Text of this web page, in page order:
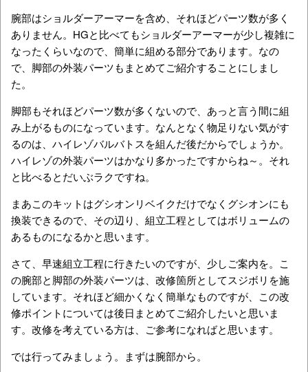
腕部はショルダーアーマーを含め、それほどパーツ数が多く
ありません。HGと比べてもショルダーアーマーが少し複雑に
なったくらいなので、簡単に組める部分であります。なの
で、脚部の外装パーツもまとめてご紹介することにしまし
た。
脚部もそれほどパーツ数が多くないので、あっと言う間に組
み上がるものになっています。なんとなく物足りない気がす
るのは、ハイレゾバルバトスを組んだ後だからでしょうか。
ハイレゾの外装パーツはかなり多かったですからね～。それ
と比べるとだいぶラクですね。
まあこのキットはグシオンリベイクだけでなくグシオンにも
換装できるので、その辺り、組立工程としてはボリュームの
あるものになるかと思います。
さて、早速組立工程に行きたいのですが、少しご案内を。こ
の腕部と脚部の外装パーツは、改修箇所としてスジボリを施
しています。それほど細かくなく簡単なものですが、この改
修ポイントについては後日まとめてご紹介したいと思いま
す。改修を考えている方は、ご参考になればと思います。
では行ってみましょう。まずは腕部から。